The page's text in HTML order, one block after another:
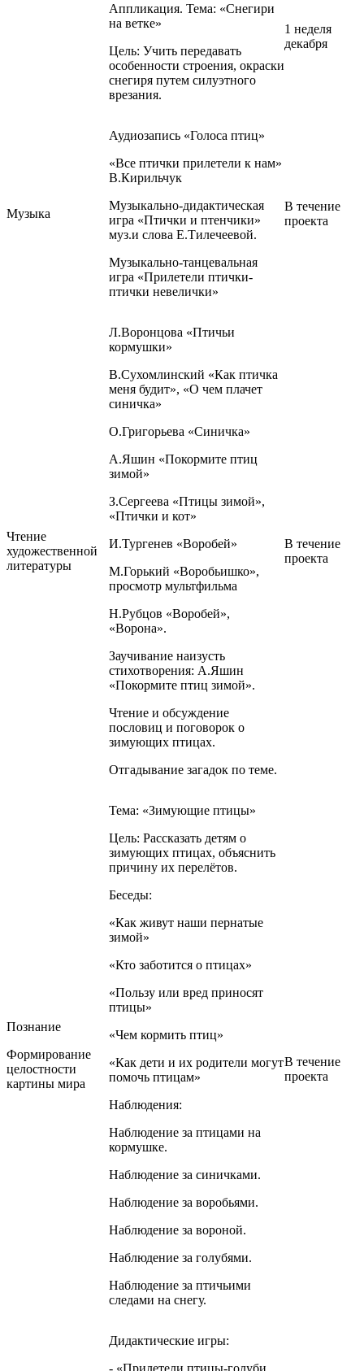
Аппликация. Тема: «Снегири
на ветке»
Цель: Учить передавать
особенности строения, окраски
снегиря путем силуэтного
врезания.
1 неделя
декабря
Музыка
Аудиозапись «Голоса птиц»
«Все птички прилетели к нам»
В.Кирильчук
Музыкально-дидактическая
игра «Птички и птенчики»
муз.и слова Е.Тилечеевой.
Музыкально-танцевальная
игра «Прилетели птички-
птички невелички»
В течение
проекта
Чтение
художественной
литературы
Л.Воронцова «Птичьи
кормушки»
В.Сухомлинский «Как птичка
меня будит», «О чем плачет
синичка»
О.Григорьева «Синичка»
А.Яшин «Покормите птиц
зимой»
З.Сергеева «Птицы зимой»,
«Птички и кот»
И.Тургенев «Воробей»
М.Горький «Воробьишко»,
просмотр мультфильма
Н.Рубцов «Воробей»,
«Ворона».
Заучивание наизусть
стихотворения: А.Яшин
«Покормите птиц зимой».
Чтение и обсуждение
пословиц и поговорок о
зимующих птицах.
Отгадывание загадок по теме.
В течение
проекта
Познание
Формирование
целостности
картины мира
Тема: «Зимующие птицы»
Цель: Рассказать детям о
зимующих птицах, объяснить
причину их перелётов.
Беседы:
«Как живут наши пернатые
зимой»
«Кто заботится о птицах»
«Пользу или вред приносят
птицы»
«Чем кормить птиц»
«Как дети и их родители могут
помочь птицам»
Наблюдения:
Наблюдение за птицами на
кормушке.
Наблюдение за синичками.
Наблюдение за воробьями.
Наблюдение за вороной.
Наблюдение за голубями.
Наблюдение за птичьими
следами на снегу.
В течение
проекта
Дидактические игры:
- «Прилетели птицы-голуби,